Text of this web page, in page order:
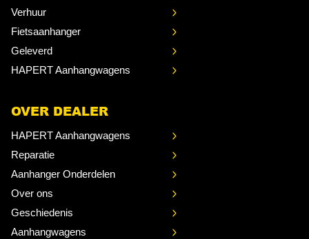
Verhuur
Fietsaanhanger
Geleverd
HAPERT Aanhangwagens
OVER DEALER
HAPERT Aanhangwagens
Reparatie
Aanhanger Onderdelen
Over ons
Geschiedenis
Aanhangwagens